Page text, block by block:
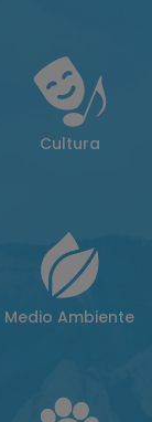
Cultura
Medio Ambiente